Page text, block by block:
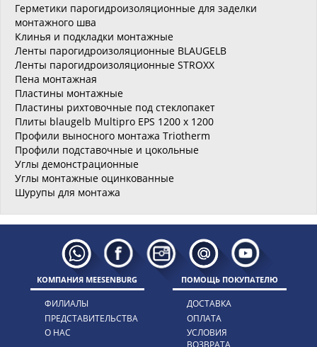
Герметики парогидроизоляционные для заделки
монтажного шва
Клинья и подкладки монтажные
Ленты парогидроизоляционные BLAUGELB
Ленты парогидроизоляционные STROXX
Пена монтажная
Пластины монтажные
Пластины рихтовочные под стеклопакет
Плиты blaugelb Multipro EPS 1200 x 1200
Профили выносного монтажа Triotherm
Профили подставочные и цокольные
Углы демонстрационные
Углы монтажные оцинкованные
Шурупы для монтажа
КОМПАНИЯ MEESENBURG
ФИЛИАЛЫ
ПРЕДСТАВИТЕЛЬСТВА
О НАС
ПОМОЩЬ ПОКУПАТЕЛЮ
ДОСТАВКА
ОПЛАТА
УСЛОВИЯ